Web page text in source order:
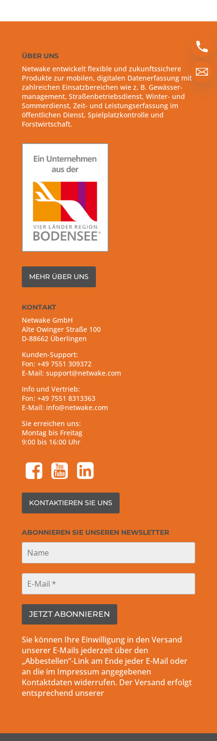
ÜBER UNS
Netwake entwickelt flexible und zukunftssichere
Produkte zur mobilen, digitalen Datenerfassung mit
zahlreichen Einsatzbereichen wie z. B. Gewässer-
management, Straßenbetriebsdienst, Winter- und
Sommerdienst, Zeit- und Leistungserfassung im
öffentlichen Dienst, Spielplatzkontrolle und
Forstwirtschaft.
MEHR ÜBER UNS
KONTAKT
Netwake GmbH
Alte Owinger Straße 100
D-88662 Überlingen
Kunden-Support:
Fon: +49 7551 309372
E-Mail: support@netwake.com
Info und Vertrieb:
Fon: +49 7551 8313363
E-Mail: info@netwake.com
Sie erreichen uns:
Montag bis Freitag
9:00 bis 16:00 Uhr
facebook-square
youtube-square linkedin-square
KONTAKTIEREN SIE UNS
ABONNIEREN SIE UNSEREN NEWSLETTER
Sie können Ihre Einwilligung in den Versand
unserer E-Mails jederzeit über den
„Abbestellen“-Link am Ende jeder E-Mail oder
an die im Impressum angegebenen
Kontaktdaten widerrufen. Der Versand erfolgt
entsprechend unserer